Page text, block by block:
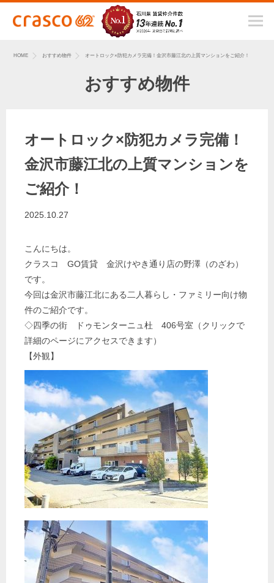
HOME おすすめ物件 オートロック×防犯カメラ完備！金沢市藤江北の上質マンションをご紹介！
おすすめ物件
オートロック×防犯カメラ完備！
金沢市藤江北の上質マンションを
ご紹介！
2025.10.27
こんにちは。
クラスコ GO賃貸 金沢けやき通り店の野澤（のざわ）
です。
今回は金沢市藤江北にある二人暮らし・ファミリー向け物
件のご紹介です。
◇四季の街 ドゥモンターニュ杜 406号室 （クリックで
詳細のページにアクセスできます）
【外観】